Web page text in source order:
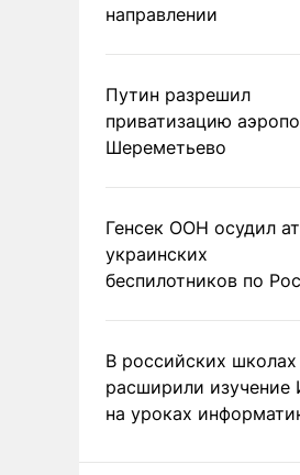
направлении
Путин разрешил
приватизацию
Шереметьево
Генсек ООН осудил
украинских
беспилотников по
В российских школах
расширили изучение
на уроках